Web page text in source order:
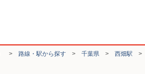
> 路線・駅から探す > 千葉県 > 西畑駅 >